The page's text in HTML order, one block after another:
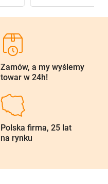
Zamów, a my wyślemy
towar w 24h!
Polska firma, 25 lat
na rynku